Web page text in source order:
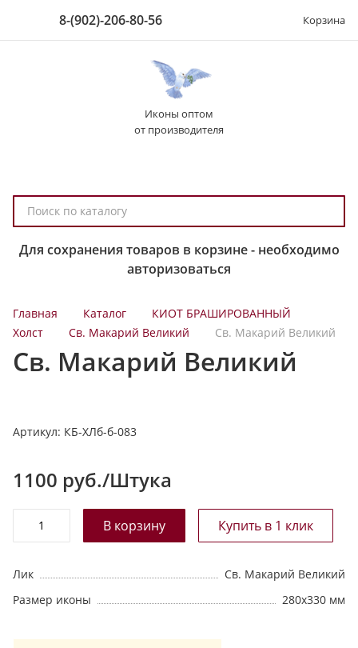
8-(902)-206-80-56 Корзина
Иконы оптом
от производителя
о
о
к
а
о
у
Для сохранения товаров в корзине - необходимо
авторизоваться
Главная Каталог
КИОТ БРАШИРОВАННЫЙ
Холст
Св. Макарий Великий Св. Макарий Великий
Св. Макарий Великий
Артикул: КБ-ХЛб-б-083
1100 руб./Штука
Лик
Св. Макарий Великий
Размер иконы
280х330 мм